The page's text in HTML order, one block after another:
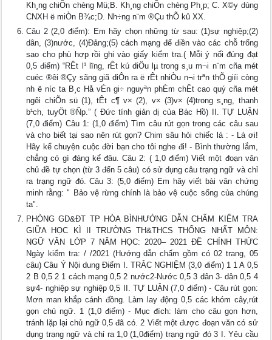
Kh¸ng chiÕn chèng Mü;B. Kh¸ng chiÕn chèng Ph¸p; C. X©y dùng
CNXH ë miÒn B¾c;D. Nh÷ng n¨m ®Çu thÕ kû XX.
Câu 2 (2,0 điểm): Em hãy chọn những từ sau: (1)sự nghiệp;(2)
dân, (3)nước, (4)Đảng;(5) cách mạng để điền vào các chỗ trống
sao cho phù hợp rồi ghi vào giấy kiểm tra.( Mỗi ý nối đúng đạt
0,5 điểm) “RÊt l¹ lïng, rÊt kú diÖu lµ trong s¸u m­¬i n¨m cña mét
cuéc ®êi ®Çy sãng giã diÔn ra ë rÊt nhiÒu n¬i trªn thÕ giíi còng
nh­ ë n­íc ta B¸c Hå vÉn gi÷ nguyªn phÈm chÊt cao quý cña mét
ng­êi chiÕn sü (1), tÊt c¶ v× (2), v× (3)v× (4)trong s¸ng, thanh
b¹ch, tuyÖt ®Ñp.” ( Đức tính giản dị của Bác Hồ) II. TỰ LUẬN
(7,0 điểm) Câu 1: (1,0 điểm) Tìm câu rút gọn trong các câu sau
và cho biết tại sao nên rút gọn? Chim sâu hỏi chiếc lá : - Lá ơi!
Hãy kể chuyện cuộc đời bạn cho tôi nghe đi! - Bình thường lắm,
chẳng có gì đáng kể đâu. Câu 2: ( 1,0 điểm) Viết một đoạn văn
chủ đề tự chọn (từ 3 đến 5 câu) có sử dụng câu trạng ngữ và chỉ
ra trạng ngữ đó. Câu 3: (5,0 điểm) Em hãy viết bài văn chứng
minh rằng: " Bảo vệ rừng chính là bảo vệ cuộc sống của chúng
ta".
PHÒNG GD&ĐT TP HÒA BÌNHƯỚNG DẪN CHẤM KIỂM TRA
GIỮA HỌC KÌ II TRƯỜNG TH&THCS THỐNG NHẤT MÔN:
NGỮ VĂN LỚP 7 NĂM HỌC: 2020– 2021 ĐỀ CHÍNH THỨC
Ngày kiểm tra: / /2021 (Hướng dẫn chấm gồm có 02 trang, 05
câu) Câu Ý Nội dung Điểm I. TRẮC NGHIỆM (3,0 điểm) 1 1 A 0,5
2 B 0,5 2 1 cách mạng 0,5 2 nước2-Nước 0,5 3 dân 3- dân 0,5 4
sự4- nghiệp sự nghiệp 0,5 II. TỰ LUẬN (7,0 điểm) - Câu rút gọn:
Mơn man khắp cánh đồng. Làm lay động 0,5 các khóm cây,rút
gọn chủ ngữ. 1 (1,0 điểm) - Mục đích: làm cho câu gọn hơn,
tránh lặp lại chủ ngữ 0,5 đã có. 2 Viết một được đoạn văn có sử
dụng trạng ngữ và chỉ ra 1,0 (1,0điểm) trạng ngữ đó 3 I. Yêu cầu